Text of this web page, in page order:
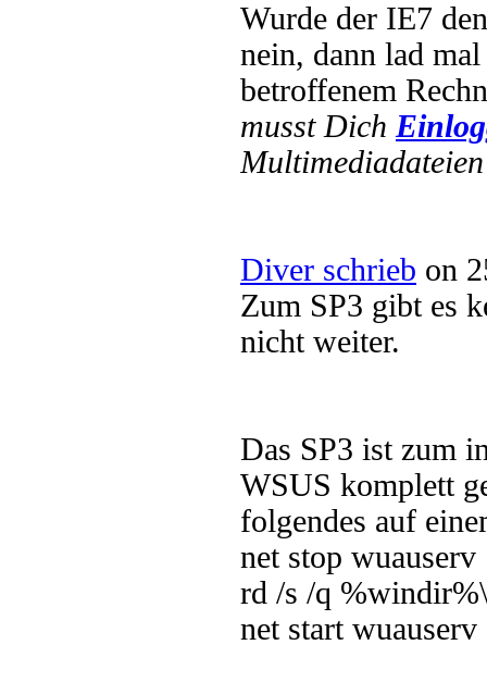
Wurde der IE7
nein, dann lad
betroffenem
musst Dich
Diver schrieb on
Zum SP3 gibt es
nicht weiter.
Das SP3 ist zum
WSUS komplett
folgendes auf
net stop wuauserv
rd /s /q
net start wuauserv